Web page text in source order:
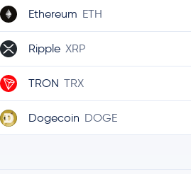
Ethereum ETH
Ripple XRP
TRON TRX
Dogecoin DOGE